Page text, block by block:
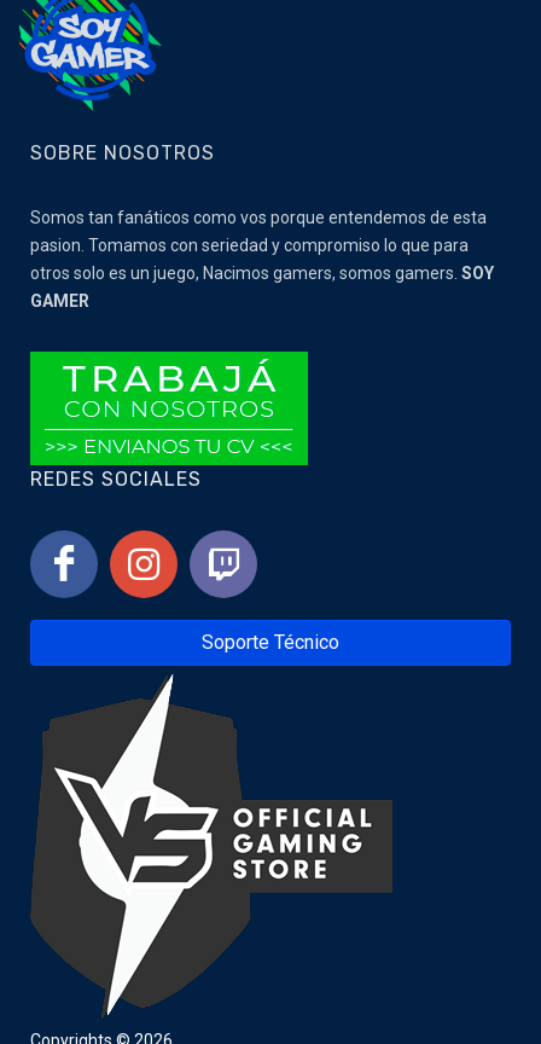
SOBRE NOSOTROS
Somos tan fanáticos como vos porque entendemos de esta
pasion. Tomamos con seriedad y compromiso lo que para
otros solo es un juego, Nacimos gamers, somos gamers. SOY
GAMER
REDES SOCIALES
Soporte Técnico